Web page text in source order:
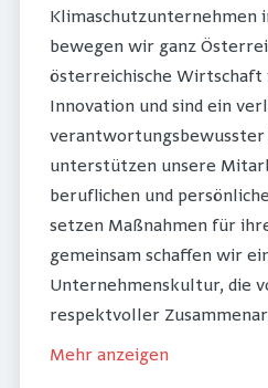
Klimaschutzunternehmen
bewegen wir ganz
österreichische Wirtschaft
Innovation und sind ein
unterstützen unsere
beruflichen und
setzen Maßnahmen für
gemeinsam schaffen wir
Unternehmenskultur, die
respektvoller
Mehr anzeigen